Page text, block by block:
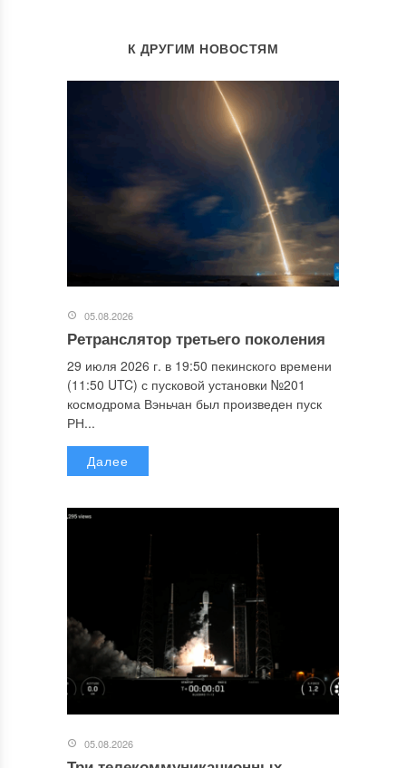
К ДРУГИМ НОВОСТЯМ
05.08.2026
Ретранслятор третьего поколения
29 июля 2026 г. в 19:50 пекинского времени
(11:50 UTC) с пусковой установки №201
космодрома Вэньчан был произведен пуск
РН...
Далее
05.08.2026